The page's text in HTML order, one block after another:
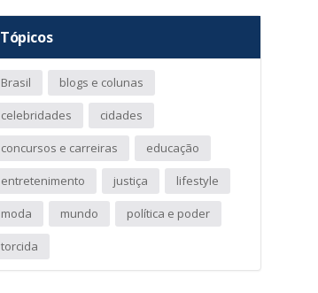
Tópicos
Brasil blogs e colunas
celebridades cidades
concursos e carreiras educação
entretenimento justiça lifestyle
moda mundo política e poder
torcida